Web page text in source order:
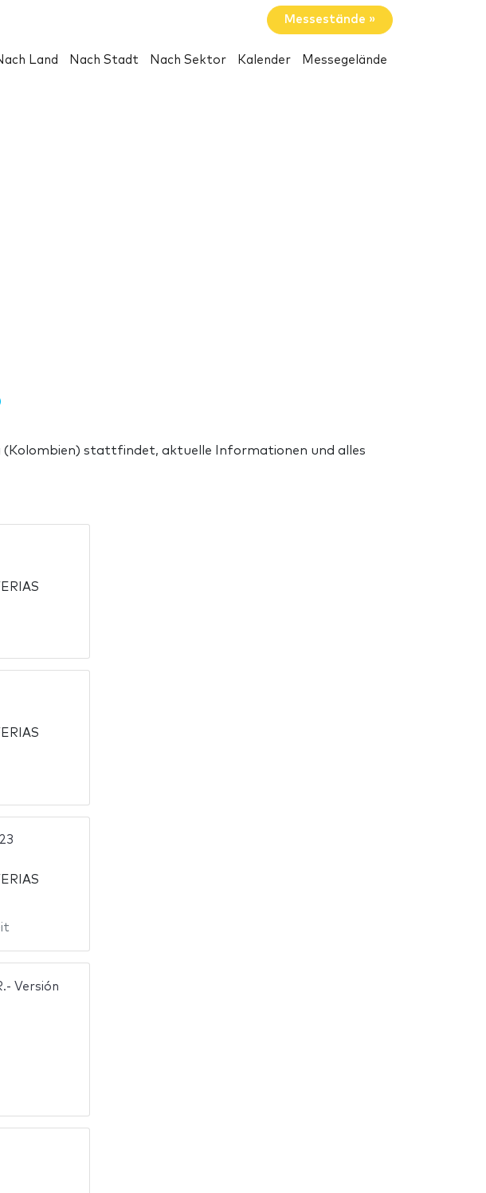
Messestände »
Land Nach Stadt Nach Sektor Kalender Messegelände
(Kolombien) stattfindet, aktuelle Informationen und alles
Versión